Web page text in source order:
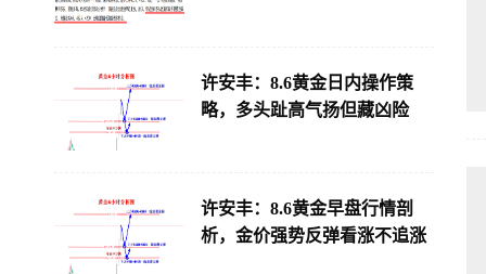
许安丰：8.6黄金日内操作策
略，多头趾高气扬但藏凶险
许安丰：8.6黄金早盘行情剖
析，金价强势反弹看涨不追涨